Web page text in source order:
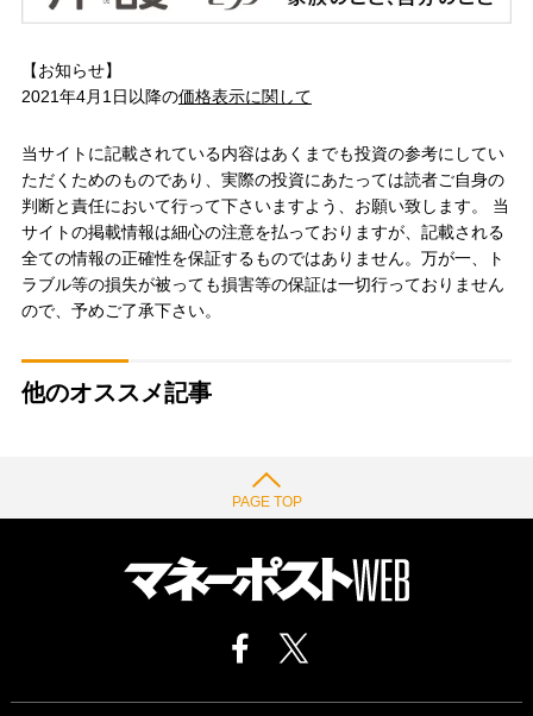
【お知らせ】
2021年4月1日以降の価格表示に関して
当サイトに記載されている内容はあくまでも投資の参考にしてい
ただくためのものであり、実際の投資にあたっては読者ご自身の
判断と責任において行って下さいますよう、お願い致します。 当
サイトの掲載情報は細心の注意を払っておりますが、記載される
全ての情報の正確性を保証するものではありません。万が一、ト
ラブル等の損失が被っても損害等の保証は一切行っておりません
ので、予めご了承下さい。
他のオススメ記事
PAGE TOP